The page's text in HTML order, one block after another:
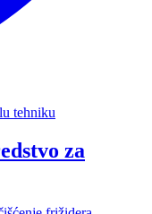
tehniku
za